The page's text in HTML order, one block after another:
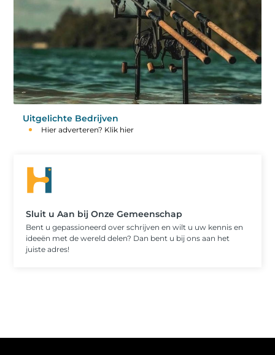
Uitgelichte Bedrijven
Hier adverteren? Klik hier
Sluit u Aan bij Onze Gemeenschap
Bent u gepassioneerd over schrijven en wilt u uw kennis en
ideeën met de wereld delen? Dan bent u bij ons aan het
juiste adres!